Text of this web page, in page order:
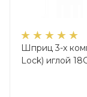
Шприц 3-х
Lock) иглой